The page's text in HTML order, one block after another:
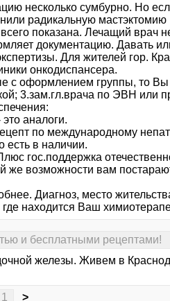
несколько сумбурно. Но
радикальную
показана. Лечащий врач
документацию. Давать
Для жителей гор.
онкодиспансера.
с оформлением группы, то Вы
3.зам.гл.врача по ЭВН или
аналоги.
по международному
есть в наличии.
гос.поддержка
же возможности вам
Диагноз, место
находится Ваш
и бесплатными рецептами!
железы. Живем в
1 >